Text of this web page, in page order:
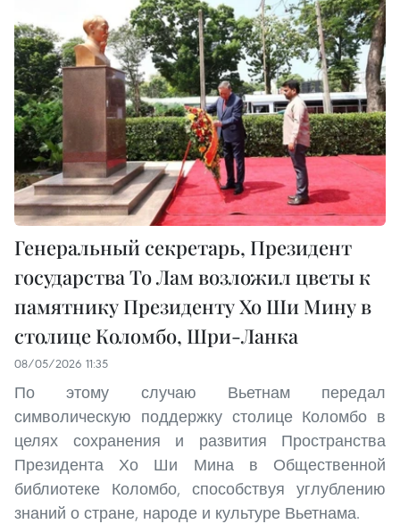
Генеральный секретарь, Президент
государства То Лам возложил цветы к
памятнику Президенту Хо Ши Мину в
столице Коломбо, Шри-Ланка
08/05/2026 11:35
По этому случаю Вьетнам передал
символическую поддержку столице Коломбо в
целях сохранения и развития Пространства
Президента Хо Ши Мина в Общественной
библиотеке Коломбо, способствуя углублению
знаний о стране, народе и культуре Вьетнама.